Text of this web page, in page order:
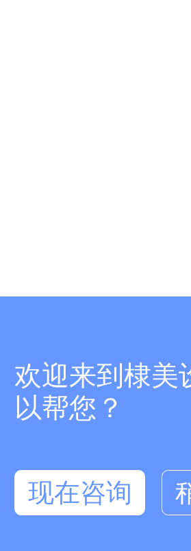
欢迎来到棣美
以帮您？
现在咨询